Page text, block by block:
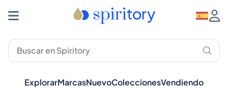
ExplorarMarcasNuevoColeccionesVendiendo